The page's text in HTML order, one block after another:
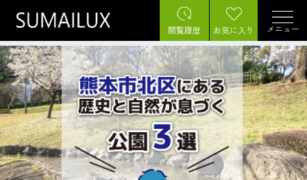
閲覧履歴 お気に入り メニュー